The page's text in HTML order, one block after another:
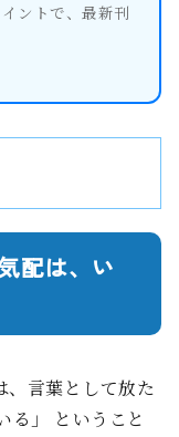
ントで、最新刊
配は、い
、言葉として放た
る」 ということ